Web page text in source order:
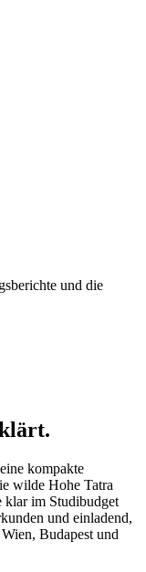
und die
kompakte
wilde Hohe Tatra
klar im Studibudget
und einladend,
Budapest und